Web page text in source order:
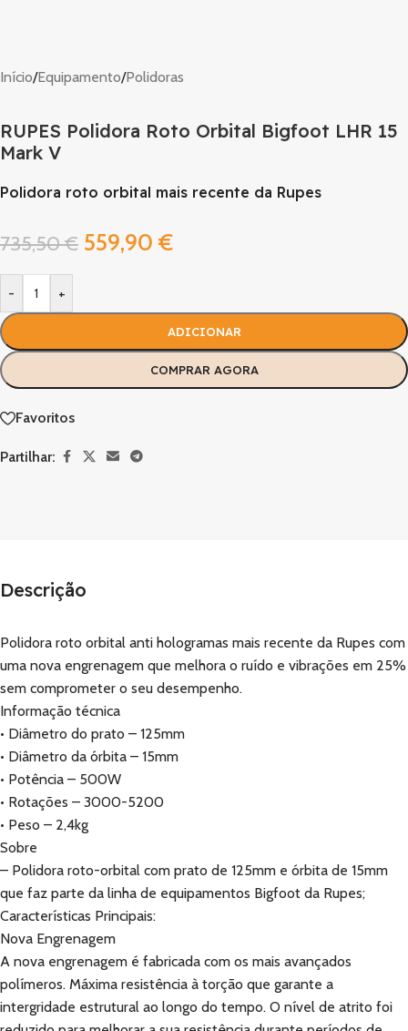
Início/Equipamento/Polidoras
RUPES Polidora Roto Orbital Bigfoot LHR 15
Mark V
Polidora roto orbital mais recente da Rupes
735,50€ 559,90 €
- +
ADICIONAR
COMPRAR AGORA
Favoritos
Partilhar:
Descrição
Polidora roto orbital anti hologramas mais recente da Rupes com
uma nova engrenagem que melhora o ruído e vibrações em 25%
sem comprometer o seu desempenho.
Informação técnica
• Diâmetro do prato – 125mm
• Diâmetro da órbita – 15mm
• Potência – 500W
• Rotações – 3000-5200
• Peso – 2,4kg
Sobre
– Polidora roto-orbital com prato de 125mm e órbita de 15mm
que faz parte da linha de equipamentos Bigfoot da Rupes;
Características Principais:
Nova Engrenagem
A nova engrenagem é fabricada com os mais avançados
polímeros. Máxima resistência à torção que garante a
intergridade estrutural ao longo do tempo. O nível de atrito foi